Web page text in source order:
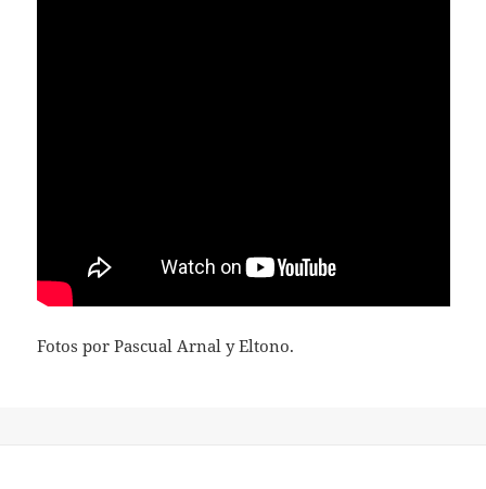
Fotos por Pascual Arnal y Eltono.